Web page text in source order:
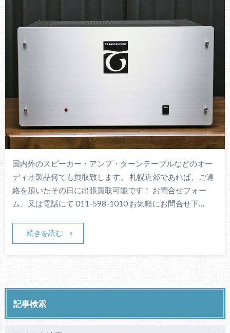
国内外のスピーカー・アンプ・ターンテーブルなどのオー
ディオ製品何でも買取致します。 札幌近郊であれば、ご連
絡を頂いたその日に出張買取可能です！ お問合せフォー
ム、又は電話にて 011-598-1010 お気軽にお問合せ下…
続きを読む
記事検索